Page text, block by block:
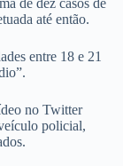
de dez casos de
até então.
entre 18 e 21
no Twitter
policial,